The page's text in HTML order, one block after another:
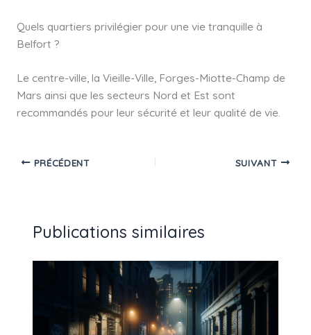
Quels quartiers privilégier pour une vie tranquille à
Belfort ?
Le centre-ville, la Vieille-Ville, Forges-Miotte-Champ de
Mars ainsi que les secteurs Nord et Est sont
recommandés pour leur sécurité et leur qualité de vie.
PRÉCÉDENT SUIVANT
Publications similaires